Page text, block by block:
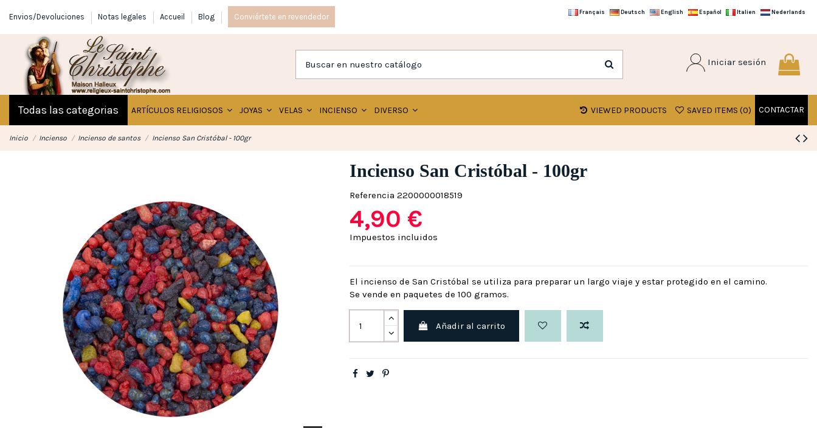
Envios/Devoluciones Notas legales Accueil Blog Conviértete en revendedor
Français Deutsch English Español Italien Nederlands
Iniciar sesión
Todas las categorias ARTÍCULOS RELIGIOSOS JOYAS VELAS INCIENSO DIVERSO CONTACTAR
SAVED ITEMS (0)
VIEWED PRODUCTS
Inicio Incienso Incienso de santos Incienso San Cristóbal - 100gr
Incienso San Cristóbal - 100gr
Referencia 2200000018519
4,90 €
Impuestos incluidos
El incienso de San Cristóbal se utiliza para preparar un largo viaje y estar protegido en el camino.
Se vende en paquetes de 100 gramos.
Añadir al carrito